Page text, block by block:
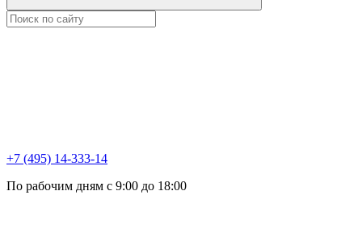
+7 (495) 14-333-14
По рабочим дням с 9:00 до 18:00